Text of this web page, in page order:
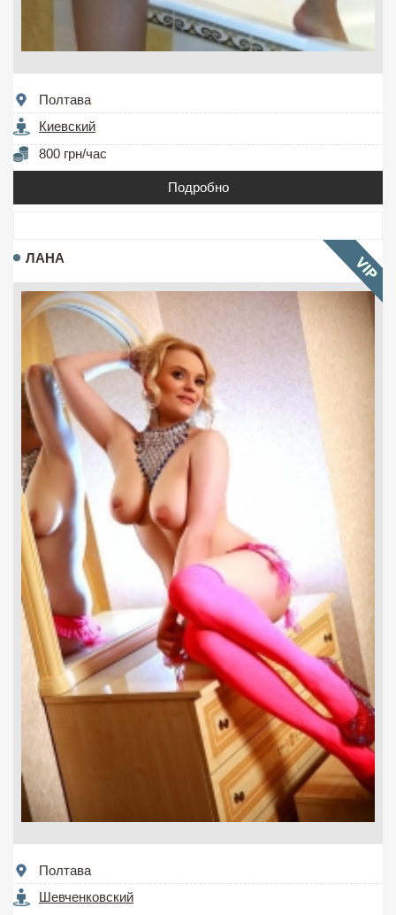
Полтава
Киевский
800 грн/час
Подробно
ЛАНА
Полтава
Шевченковский